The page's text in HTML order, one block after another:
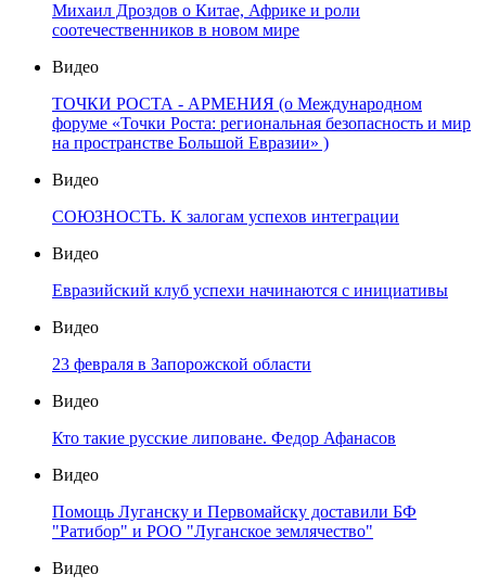
Михаил Дроздов о Китае, Африке и роли
соотечественников в новом мире
Видео
ТОЧКИ РОСТА - АРМЕНИЯ (о Международном
форуме «Точки Роста: региональная безопасность и мир
на пространстве Большой Евразии» )
Видео
СОЮЗНОСТЬ. К залогам успехов интеграции
Видео
Евразийский клуб успехи начинаются с инициативы
Видео
23 февраля в Запорожской области
Видео
Кто такие русские липоване. Федор Афанасов
Видео
Помощь Луганску и Первомайску доставили БФ
"Ратибор" и РОО "Луганское землячество"
Видео